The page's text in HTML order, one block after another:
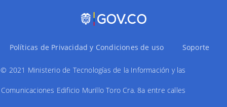
Políticas de Privacidad y Condiciones de uso Soporte
© 2021 Ministerio de Tecnologías de la Información y las
Comunicaciones Edificio Murillo Toro Cra. 8a entre calles